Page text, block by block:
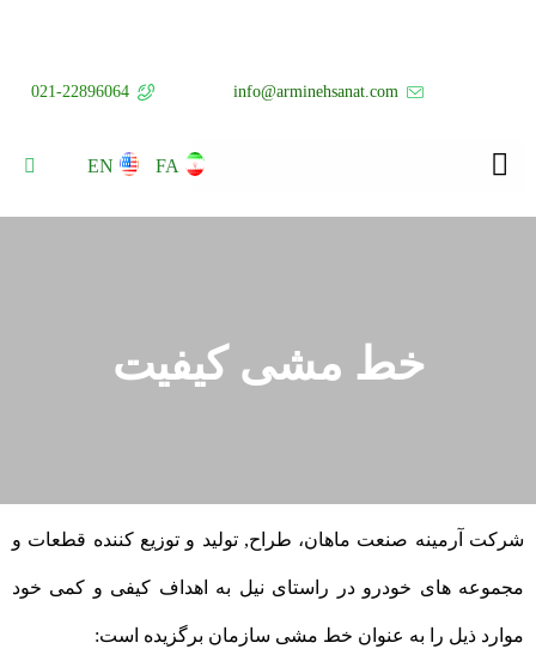
info@arminehsanat.com
021-22896064
FA
EN
خط مشی کیفیت
شرکت آرمینه صنعت ماهان، طراح, تولید و توزیع کننده قطعات و
مجموعه های خودرو در راستای نیل به اهداف کیفی و کمی خود
موارد ذیل را به عنوان خط مشی سازمان برگزیده است: